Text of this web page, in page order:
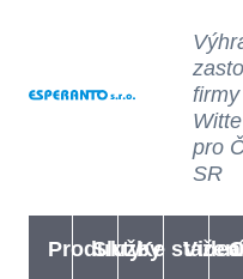
Witte
pro
SR
Produkty
SlužbyKe stažení
Videa